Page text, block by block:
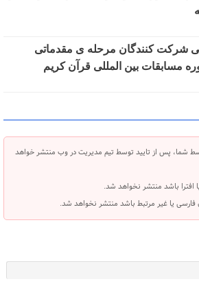
شرکت کنندگان مرحله ی مقدماتی
مسابقات بین المللی قرآن کریم
شما، پس از تایید توسط تیم مدیریت در وب منتشر خواهد
افترا باشد منتشر نخواهد شد.
فارسی یا غیر مرتبط باشد منتشر نخواهد شد.